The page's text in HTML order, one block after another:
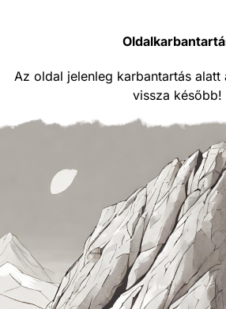
Az oldal jelenleg karbantartás alatt
vissza később!